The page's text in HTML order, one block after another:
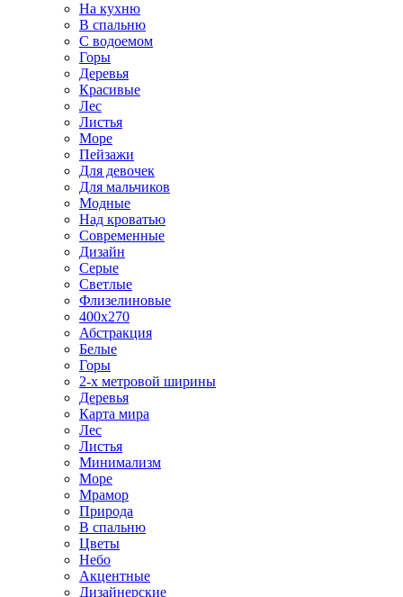
На кухню
В спальню
С водоемом
Горы
Деревья
Красивые
Лес
Листья
Море
Пейзажи
Для девочек
Для мальчиков
Модные
Над кроватью
Современные
Дизайн
Серые
Светлые
Флизелиновые
400х270
Абстракция
Белые
Горы
2-х метровой ширины
Деревья
Карта мира
Лес
Листья
Минимализм
Море
Мрамор
Природа
В спальню
Цветы
Небо
Акцентные
Дизайнерские